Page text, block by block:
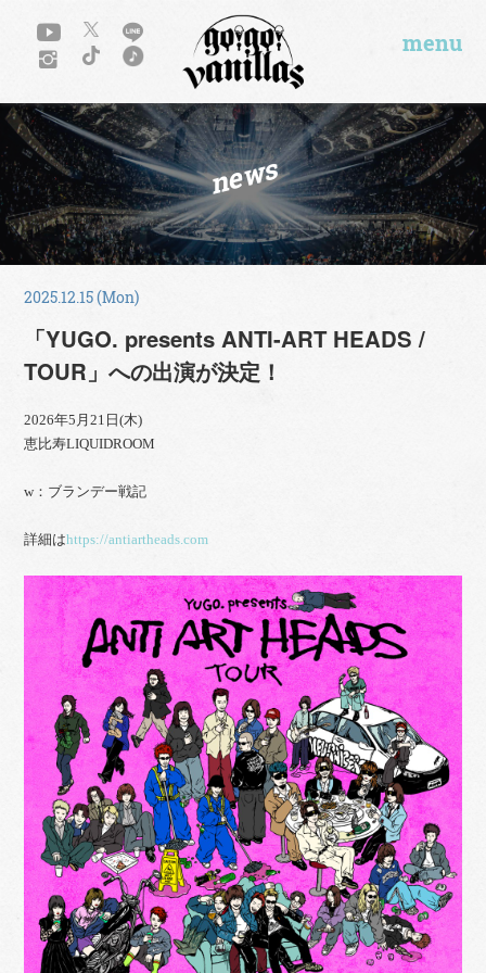
menu
news
2025.12.15 (Mon)
「YUGO. presents ANTI-ART HEADS /
TOUR」への出演が決定！
2026年5月21日(木)
恵比寿LIQUIDROOM
w：ブランデー戦記
詳細はhttps://antiartheads.com